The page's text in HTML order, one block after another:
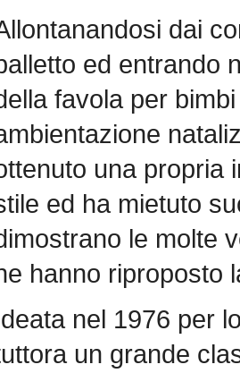
dai
ed entrando
favola per
una propria
ed ha mietuto
le molte
hanno riproposto
nel 1976 per
un grande